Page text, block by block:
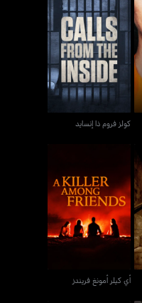
كولز فروم ذا إنسايد
كولز فروم ذا إنسايد
أي كيلر أمونغ فريندز
أي كيلر أمونغ فريندز